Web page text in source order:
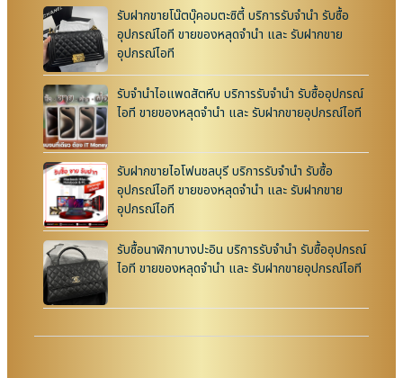
รับฝากขายโน๊ตบุ๊คอมตะซิตี้ บริการรับจำนำ รับซื้อ
อุปกรณ์ไอที ขายของหลุดจำนำ และ รับฝากขาย
อุปกรณ์ไอที
รับจำนำไอแพดสัตหีบ บริการรับจำนำ รับซื้ออุปกรณ์
ไอที ขายของหลุดจำนำ และ รับฝากขายอุปกรณ์ไอที
รับฝากขายไอโฟนชลบุรี บริการรับจำนำ รับซื้อ
อุปกรณ์ไอที ขายของหลุดจำนำ และ รับฝากขาย
อุปกรณ์ไอที
รับซื้อนาฬิกาบางปะอิน บริการรับจำนำ รับซื้ออุปกรณ์
ไอที ขายของหลุดจำนำ และ รับฝากขายอุปกรณ์ไอที